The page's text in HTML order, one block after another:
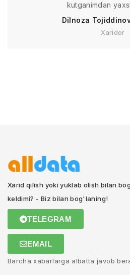
kutganimdan
Dilnoza
Xaridor
Xarid qilish yoki yuklab olish bilan
keldimi? - Biz bilan bog'laning!
TELEGRAM
EMAIL
Barcha xabarlarga albatta javob